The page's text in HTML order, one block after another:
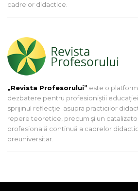
cadrelor didactice.
„Revista Profesorului” este o
dezbatere pentru profesioniștii
sprijinul reflecției asupra practicilor
repere teoretice, precum și un
profesională continuă a cadrelor
preuniversitar.